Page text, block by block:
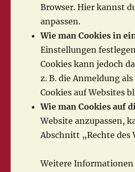
Browser. Hier kannst
anpassen.
Wie man Cookies in
Einstellungen
Cookies kann jedoch
z. B. die Anmeldung
Cookies auf Websites
Wie man Cookies auf
Website anzupassen,
Abschnitt „Rechte des
Weitere